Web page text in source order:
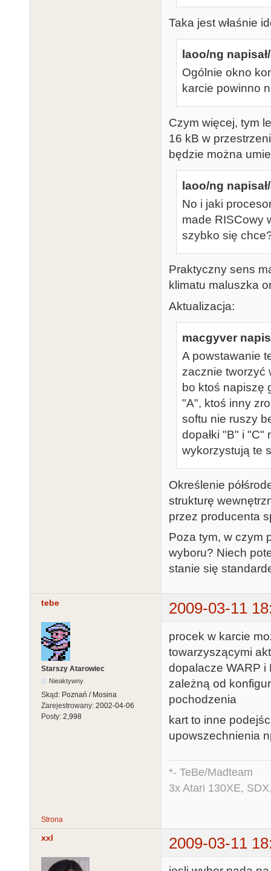
Taka jest właśnie
laoo/ng
Ogólnie okno
karcie powinno
Czym więcej, tym
16 kB w
będzie można
laoo/ng
No i jaki
made RISCowy
szybko się
Praktyczny sens
klimatu maluszka
Aktualizacja:
macgyver
A powstawanie
zacznie tworzyć
bo ktoś napiszę
"A", ktoś inny
softu nie ruszy
dopałki "B" i
wykorzystują te
Określenie
strukturę
przez producenta
Poza tym, w czym
wyboru? Niech
stanie się
tebe 2009-03-11
Starszy Atarowiec
Nieaktywny
Skąd: Poznań / Mosina
Zarejestrowany: 2002-04-06
Posty: 2,998
procek w karcie
towarzyszącymi
dopalacze WARP i
zależną od
pochodzenia
kart to inne
upowszechnienia
*- TeBe/Madteam
3x Atari 130XE,
Strona
xxl 2009-03-11